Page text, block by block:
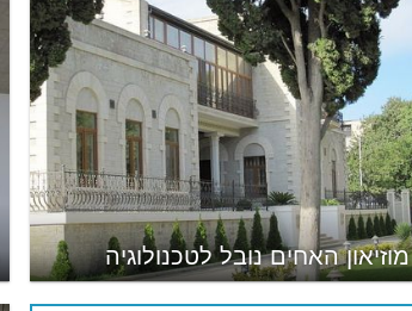
מוזיאון האחים נובל לטכנולוגיה